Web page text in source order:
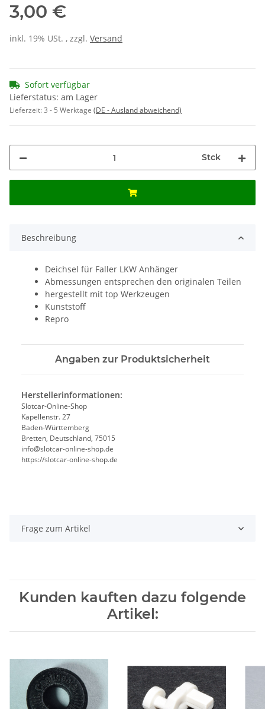
3,00 €
inkl. 19% USt. , zzgl. Versand
Sofort verfügbar
Lieferstatus: am Lager
Lieferzeit:3 - 5 Werktage (DE - Ausland abweichend)
Stck
Beschreibung
Deichsel für Faller LKW Anhänger
Abmessungen entsprechen den originalen Teilen
hergestellt mit top Werkzeugen
Kunststoff
Repro
Angaben zur Produktsicherheit
Herstellerinformationen:
Slotcar-Online-Shop
Kapellenstr. 27
Baden-Württemberg
Bretten, Deutschland, 75015
info@slotcar-online-shop.de
https://slotcar-online-shop.de
Frage zum Artikel
Kunden kauften dazu folgende
Artikel: